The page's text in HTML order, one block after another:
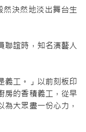
決然地淡出舞台生
誼時，知名演藝人
工。」以前刻板印
房的香積義工，從早
大眾盡一份心力，